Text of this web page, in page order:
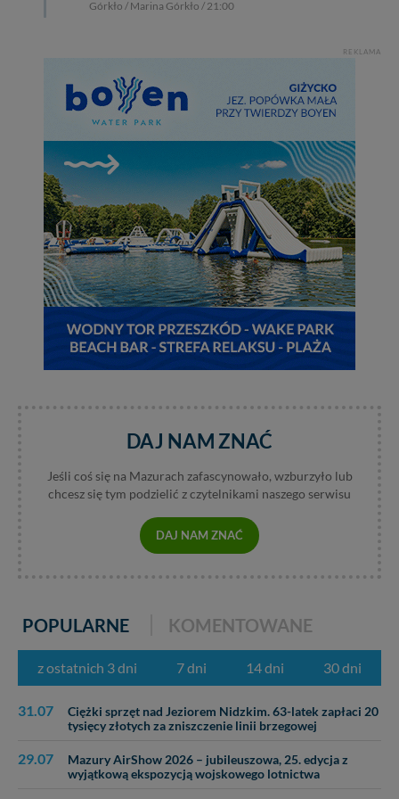
Górkło / Marina Górkło / 21:00
REKLAMA
DAJ NAM ZNAĆ
Jeśli coś się na Mazurach zafascynowało, wzburzyło lub
chcesz się tym podzielić z czytelnikami naszego serwisu
DAJ NAM ZNAĆ
POPULARNE KOMENTOWANE
z ostatnich 3 dni 7 dni 14 dni 30 dni
31.07
Ciężki sprzęt nad Jeziorem Nidzkim. 63-latek zapłaci 20
tysięcy złotych za zniszczenie linii brzegowej
29.07
Mazury AirShow 2026 – jubileuszowa, 25. edycja z
wyjątkową ekspozycją wojskowego lotnictwa
zawsze jest możliwe techniczne zrealizowanie Twoich
tych plików - w pewnych przypadkach nie możemy tego
zrobić za Ciebie.
Dziękujemy, i życzmy miłego odkrywania Mazur na